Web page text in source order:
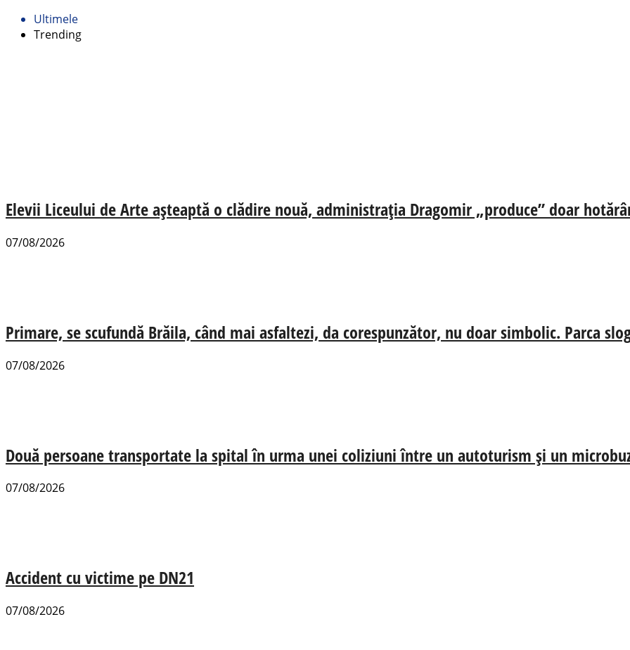
Ultimele
Trending
Elevii Liceului de Arte așteaptă o clădire nouă, administrația Dragomir „produce” doar
07/08/2026
Primare, se scufundă Brăila, când mai asfaltezi, da corespunzător, nu doar simbolic. Parca
07/08/2026
Două persoane transportate la spital în urma unei coliziuni între un autoturism și un
07/08/2026
Accident cu victime pe DN21
07/08/2026